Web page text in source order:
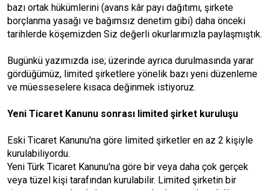
bazı ortak hükümlerini (avans kâr payı dağıtımı, şirkete
borçlanma yasağı ve bağımsız denetim gibi) daha önceki
tarihlerde köşemizden Siz değerli okurlarımızla paylaşmıştık.
Bugünkü yazımızda ise; üzerinde ayrıca durulmasında yarar
gördüğümüz, limited şirketlere yönelik bazı yeni düzenleme
ve müesseselere kısaca değinmek istiyoruz.
Yeni Ticaret Kanunu sonrası limited şirket kuruluşu
Eski Ticaret Kanunu'na göre limited şirketler en az 2 kişiyle
kurulabiliyordu.
Yeni Türk Ticaret Kanunu'na göre bir veya daha çok gerçek
veya tüzel kişi tarafından kurulabilir. Limited şirketin bir